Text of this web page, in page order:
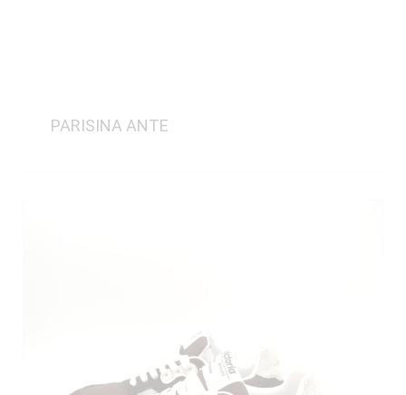
PARISINA ANTE